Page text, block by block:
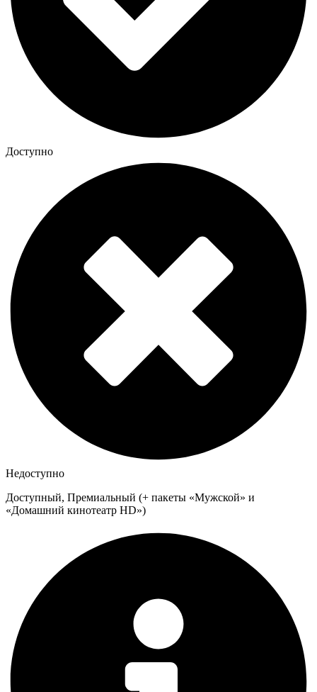
Доступно
Недоступно
Доступный, Премиальный (+ пакеты «Мужской» и
«Домашний кинотеатр HD»)